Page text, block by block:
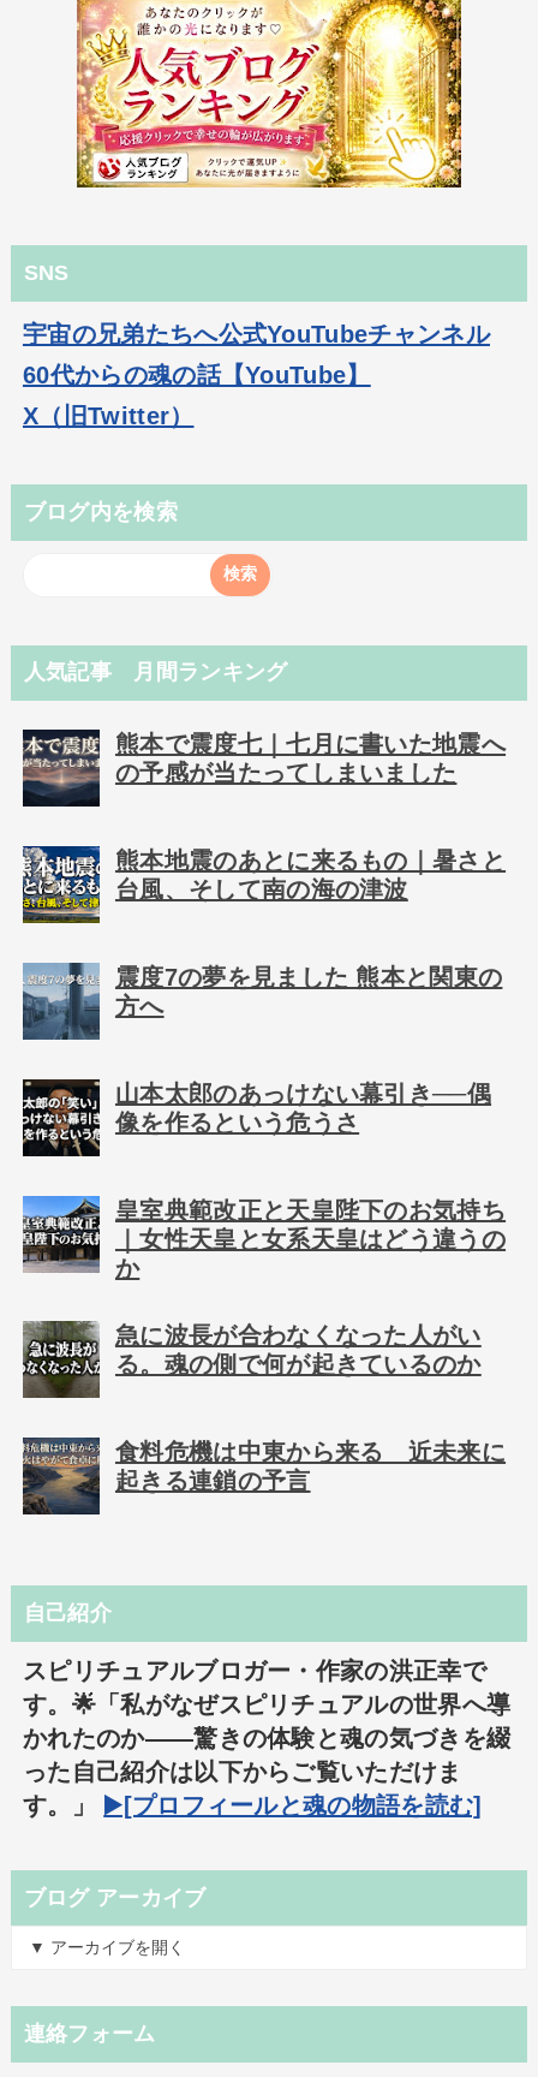
SNS
宇宙の兄弟たちへ公式YouTubeチャンネル
60代からの魂の話【YouTube】
X（旧Twitter）
ブログ内を検索
人気記事 月間ランキング
熊本で震度七｜七月に書いた地震へ
の予感が当たってしまいました
熊本地震のあとに来るもの｜暑さと
台風、そして南の海の津波
震度7の夢を見ました 熊本と関東の
方へ
山本太郎のあっけない幕引き──偶
像を作るという危うさ
皇室典範改正と天皇陛下のお気持ち
｜女性天皇と女系天皇はどう違うの
か
急に波長が合わなくなった人がい
る。魂の側で何が起きているのか
食料危機は中東から来る 近未来に
起きる連鎖の予言
自己紹介
スピリチュアルブロガー・作家の洪正幸で
す。🌟「私がなぜスピリチュアルの世界へ導
かれたのか――驚きの体験と魂の気づきを綴
った自己紹介は以下からご覧いただけま
す。」
▶️[プロフィールと魂の物語を読む]
ブログ アーカイブ
▼ アーカイブを開く
連絡フォーム